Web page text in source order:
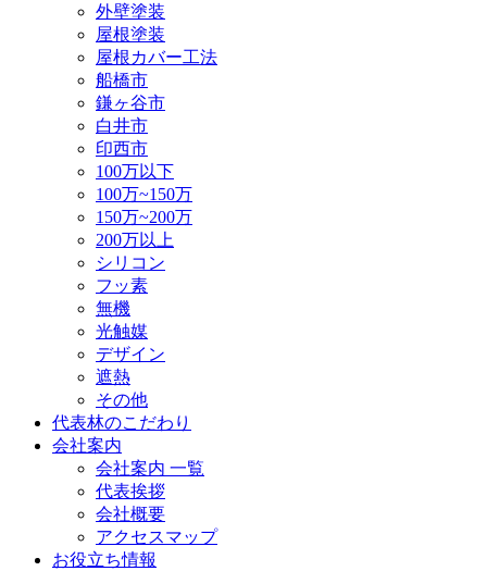
外壁塗装
屋根塗装
屋根カバー工法
船橋市
鎌ヶ谷市
白井市
印西市
100万以下
100万~150万
150万~200万
200万以上
シリコン
フッ素
無機
光触媒
デザイン
遮熱
その他
代表林のこだわり
会社案内
会社案内 一覧
代表挨拶
会社概要
アクセスマップ
お役立ち情報